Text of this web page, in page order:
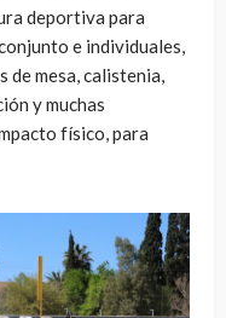
deportiva para
e individuales,
mesa, calistenia,
y muchas
físico, para